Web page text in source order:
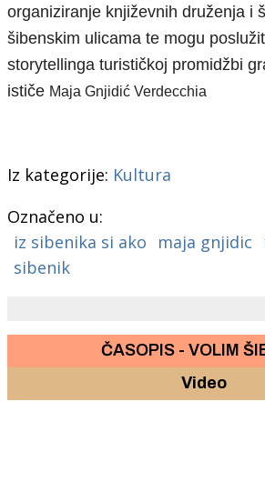
organiziranje književnih druženja i
šibenskim ulicama te mogu
storytellinga turističkoj promidžbi
ističe Maja Gnjidić Verdecchia
Iz kategorije: Kultura
Označeno u:
iz sibenika si ako
maja gnjidic
sibenik
ČASOPIS - VOLIM
Video